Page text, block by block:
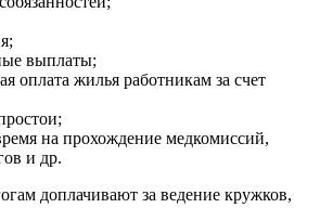
выплаты;
оплата жилья работникам за счет
на прохождение медкомиссий,
и др.
доплачивают за ведение кружков,